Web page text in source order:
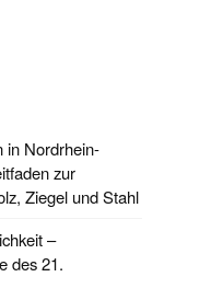
in Nordrhein-
zur
Ziegel und Stahl
–
des 21.